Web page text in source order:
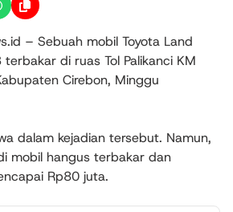
– Sebuah mobil Toyota Land
di ruas Tol Palikanci KM
Cirebon, Minggu
dalam kejadian tersebut. Namun,
mobil hangus terbakar dan
Rp80 juta.